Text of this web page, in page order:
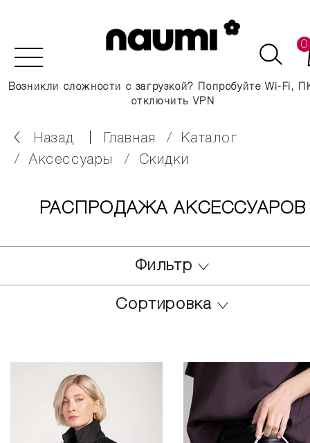
0
Возникли сложности с загрузкой? Попробуйте Wi-Fi,
отключить VPN
Назад главная
каталог
аксессуары
скидки
РАСПРОДАЖА АКСЕССУАРОВ
Фильтр
Сортировка